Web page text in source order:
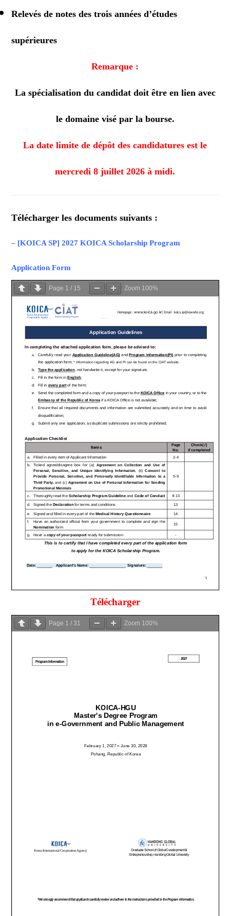
Relevés de notes des trois années d’études
supérieures
Remarque :
La spécialisation du candidat doit être en lien avec
le domaine visé par la bourse.
La date limite de dépôt des candidatures est le
mercredi 8 juillet 2026 à midi.
Télécharger les documents suivants :
– [KOICA SP] 2027 KOICA Scholarship Program
Application Form
Page 1 / 15 Zoom 100%
Télécharger
Page 1 /31 Zoom 100%